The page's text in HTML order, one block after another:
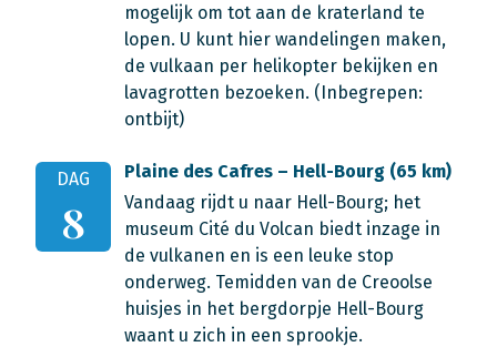
mogelijk om tot aan de kraterland te
lopen. U kunt hier wandelingen maken,
de vulkaan per helikopter bekijken en
lavagrotten bezoeken. (Inbegrepen:
ontbijt)
DAG
8
Plaine des Cafres – Hell-Bourg (65 km)
Vandaag rijdt u naar Hell-Bourg; het
museum Cité du Volcan biedt inzage in
de vulkanen en is een leuke stop
onderweg. Temidden van de Creoolse
huisjes in het bergdorpje Hell-Bourg
waant u zich in een sprookje.